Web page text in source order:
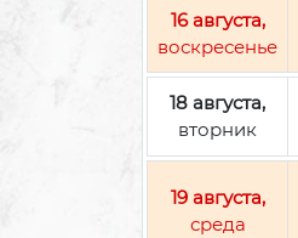
16 августа,
воскресенье
18 августа,
вторник
19 августа,
среда